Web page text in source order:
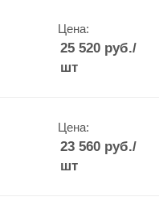
Цена:
25 520руб./
шт
Цена:
23 560руб./
шт